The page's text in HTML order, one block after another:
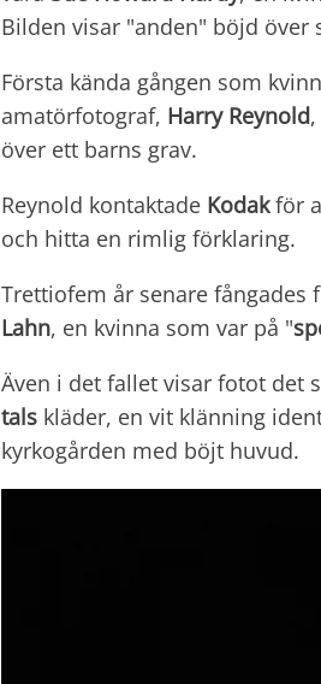
Bilden visar "anden" böjd över
Första kända gången som
amatörfotograf, Harry Reynold
över ett barns grav.
Reynold kontaktade Kodakför
och hitta en rimlig förklaring.
Trettiofem år senare fångades
Lahn, en kvinna som var på "
Även i det fallet visar fotot det
tals kläder, en vit klänning
kyrkogården med böjt huvud.